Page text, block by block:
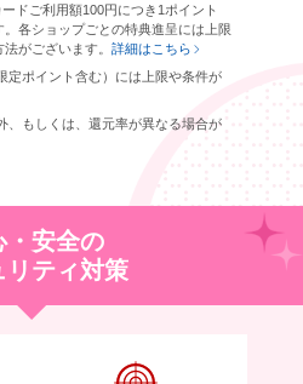
ドご利用額100円につき1ポイント
。各ショップごとの特典進呈には上限
がございます。 詳細はこちら
ポイント含む）には上限や条件が
もしくは、還元率が異なる場合が
・安全の
リティ対策